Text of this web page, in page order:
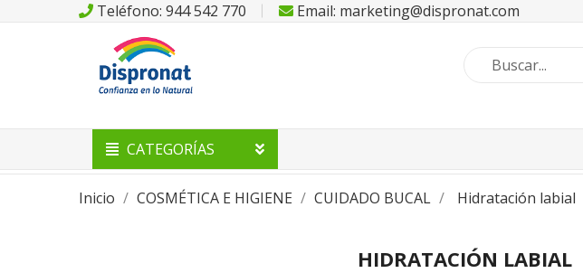
Teléfono: 944 542 770 Email: marketing@dispronat.com
CATEGORÍAS
Inicio COSMÉTICA E HIGIENE CUIDADO BUCAL Hidratación labial
HIDRATACIÓN LABIAL